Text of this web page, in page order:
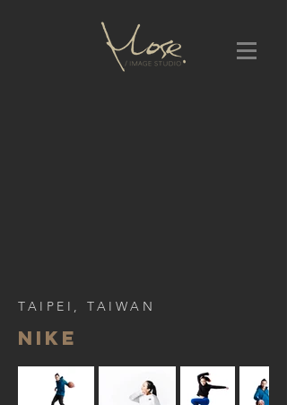
TAIPEI, TAIWAN
NIKE